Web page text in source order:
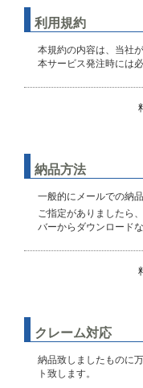
利用規約
本規約の内容は、当社
本サービス発注時には
納品方法
一般的にメールでの納品
ご指定がありましたら
バーからダウンロード
クレーム対応
納品致しましたものに
ト致します。